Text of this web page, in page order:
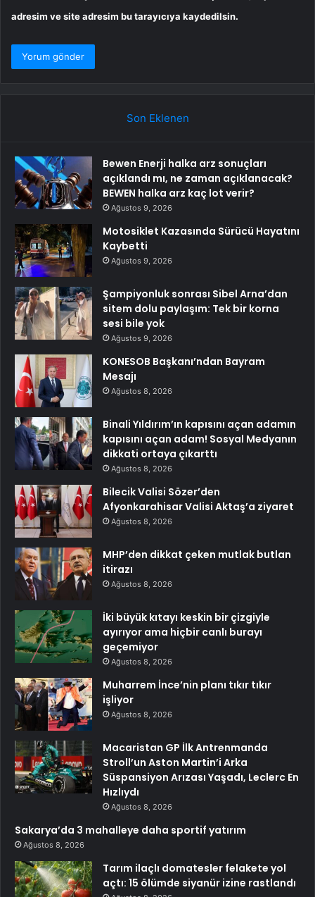
adresim ve site adresim bu tarayıcıya kaydedilsin.
Son Eklenen
Bewen Enerji halka arz sonuçları
açıklandı mı, ne zaman açıklanacak?
BEWEN halka arz kaç lot verir?
Ağustos 9, 2026
Motosiklet Kazasında Sürücü Hayatını
Kaybetti
Ağustos 9, 2026
Şampiyonluk sonrası Sibel Arna’dan
sitem dolu paylaşım: Tek bir korna
sesi bile yok
Ağustos 9, 2026
KONESOB Başkanı’ndan Bayram
Mesajı
Ağustos 8, 2026
Binali Yıldırım’ın kapısını açan adamın
kapısını açan adam! Sosyal Medyanın
dikkati ortaya çıkarttı
Ağustos 8, 2026
Bilecik Valisi Sözer’den
Afyonkarahisar Valisi Aktaş’a ziyaret
Ağustos 8, 2026
MHP’den dikkat çeken mutlak butlan
itirazı
Ağustos 8, 2026
İki büyük kıtayı keskin bir çizgiyle
ayırıyor ama hiçbir canlı burayı
geçemiyor
Ağustos 8, 2026
Muharrem İnce’nin planı tıkır tıkır
işliyor
Ağustos 8, 2026
Macaristan GP İlk Antrenmanda
Stroll’un Aston Martin’i Arka
Süspansiyon Arızası Yaşadı, Leclerc En
Hızlıydı
Ağustos 8, 2026
Sakarya’da 3 mahalleye daha sportif yatırım
Ağustos 8, 2026
Tarım ilaçlı domatesler felakete yol
açtı: 15 ölümde siyanür izine rastlandı